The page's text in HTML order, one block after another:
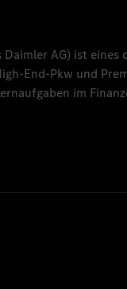
Daimler AG) ist eines
End-Pkw und
im